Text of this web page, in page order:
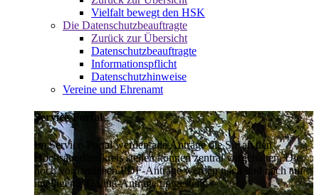
Vielfalt bewegt den HSK
Die Datenschutzbeauftragte
Zurück zur Übersicht
Datenschutzbeauftragte
Informationspflicht
Datenschutzhinweise
Vereine und Ehrenamt
Service-Portal
Im Service-Portal werden alle Anträge die Sie an den
Hochsauerlandkreis stellen können zentral vorgehalten. Die
noch vorhandenen PDF-Anträge werden nach und nach auf
intelligente Online-Anträge umgestellt.